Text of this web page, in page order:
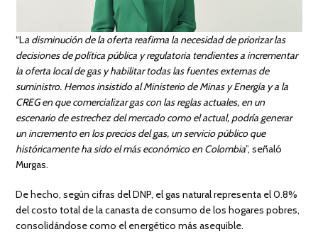
“La disminución de la oferta reafirma la necesidad de priorizar las
decisiones de política pública y regulatoria tendientes a incrementar
la oferta local de gas y habilitar todas las fuentes externas de
suministro. Hemos insistido al Ministerio de Minas y Energía y a la
CREG en que comercializar gas con las reglas actuales, en un
escenario de estrechez del mercado como el actual, podría generar
un incremento en los precios del gas, un servicio público que
históricamente ha sido el más económico en Colombia”, señaló
Murgas.
De hecho, según cifras del DNP, el gas natural representa el 0.8%
del costo total de la canasta de consumo de los hogares pobres,
consolidándose como el energético más asequible.